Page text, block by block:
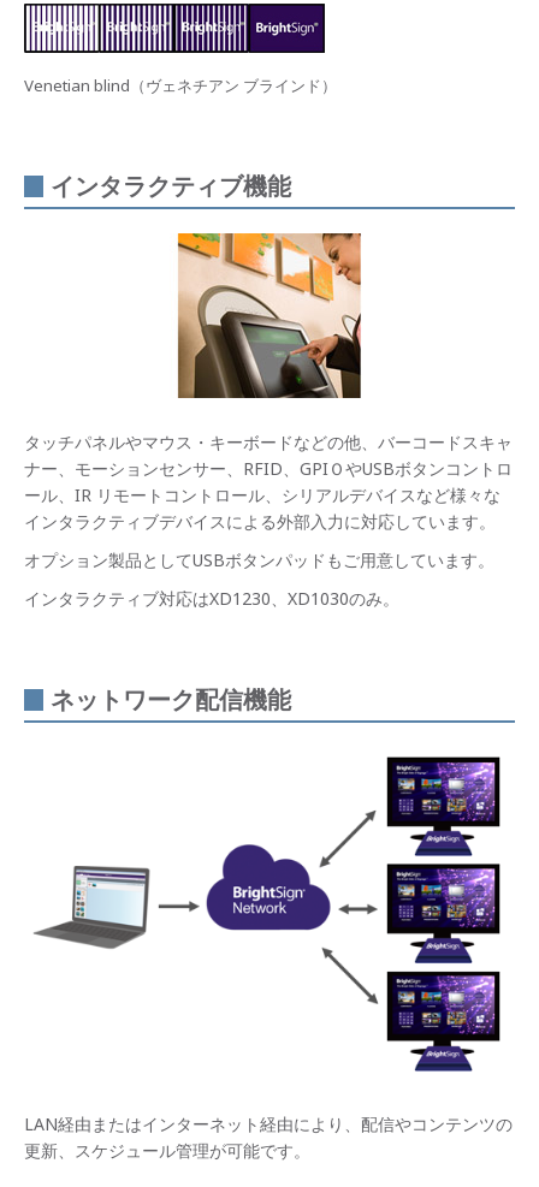
Venetian blind（ヴェネチアン ブラインド）
インタラクティブ機能
タッチパネルやマウス・キーボードなどの他、バーコードスキャ
ナー、モーションセンサー、RFID、GPIＯやUSBボタンコントロ
ール、IR リモートコントロール、シリアルデバイスなど様々な
インタラクティブデバイスによる外部入力に対応しています。
オプション製品としてUSBボタンパッドもご用意しています。
インタラクティブ対応はXD1230、XD1030のみ。
ネットワーク配信機能
LAN経由またはインターネット経由により、配信やコンテンツの
更新、スケジュール管理が可能です。